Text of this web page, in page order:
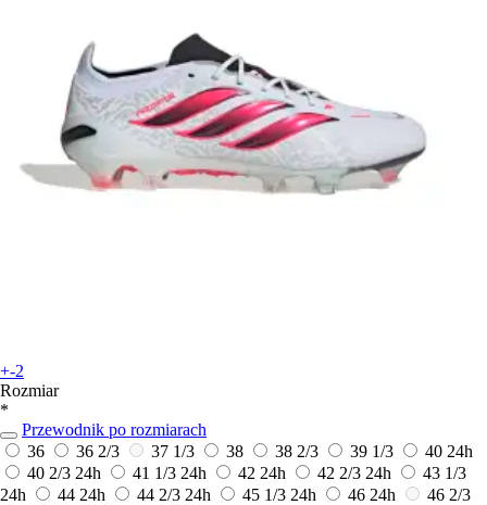
+-2
Rozmiar
*
Przewodnik po rozmiarach
36
36 2/3 37 1/3 38 38 2/3 39 1/3 40 24h
40 2/3 24h 41 1/3 24h 42 24h 42 2/3 24h
43 1/3
24h
44 24h 44 2/3 24h 45 1/3 24h 46 24h
46 2/3